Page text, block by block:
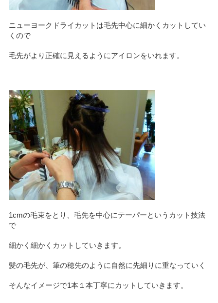
ニューヨークドライカットは毛先中心に細かくカットしてい
くので
毛先がより正確に見えるようにアイロンをいれます。
1cmの毛束をとり、毛先を中心にテーパーというカット技法
で
細かく細かくカットしていきます。
髪の毛先が、筆の穂先のように自然に先細りに重なっていく
そんなイメージで1本１本丁寧にカットしていきます。